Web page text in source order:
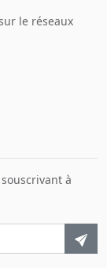
le réseaux
à